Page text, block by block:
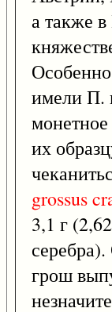
а также
имели П.
их
grossus
3,1 г
грош